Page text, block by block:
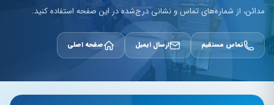
مدائن، از شماره‌های تماس و نشانی درج‌شده در این صفحه استفاده کنید.
تماس مستقیم ارسال ایمیل صفحه اصلی